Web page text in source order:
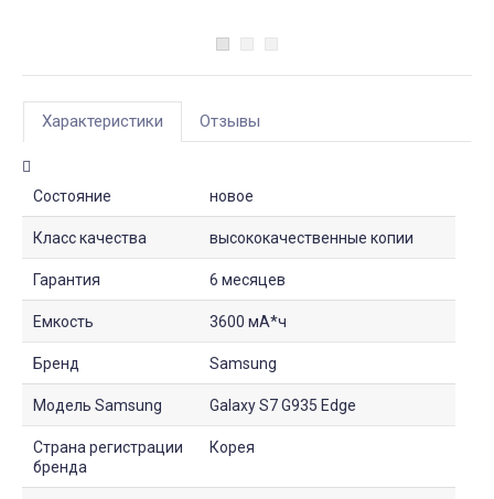
Характеристики Отзывы
Состояние новое
Класс качества высококачественные копии
Гарантия 6 месяцев
Емкость 3600 мА*ч
Бренд Samsung
Модель Samsung Galaxy S7 G935 Edge
Страна регистрации
бренда
Корея